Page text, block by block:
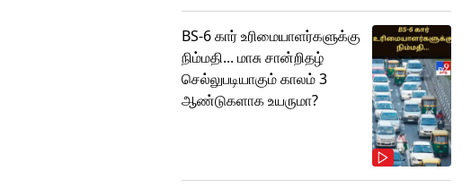
BS-6 கார் உரிமையாளர்களுக்கு
நிம்மதி... மாசு சான்றிதழ்
செல்லுபடியாகும் காலம் 3
ஆண்டுகளாக உயருமா?